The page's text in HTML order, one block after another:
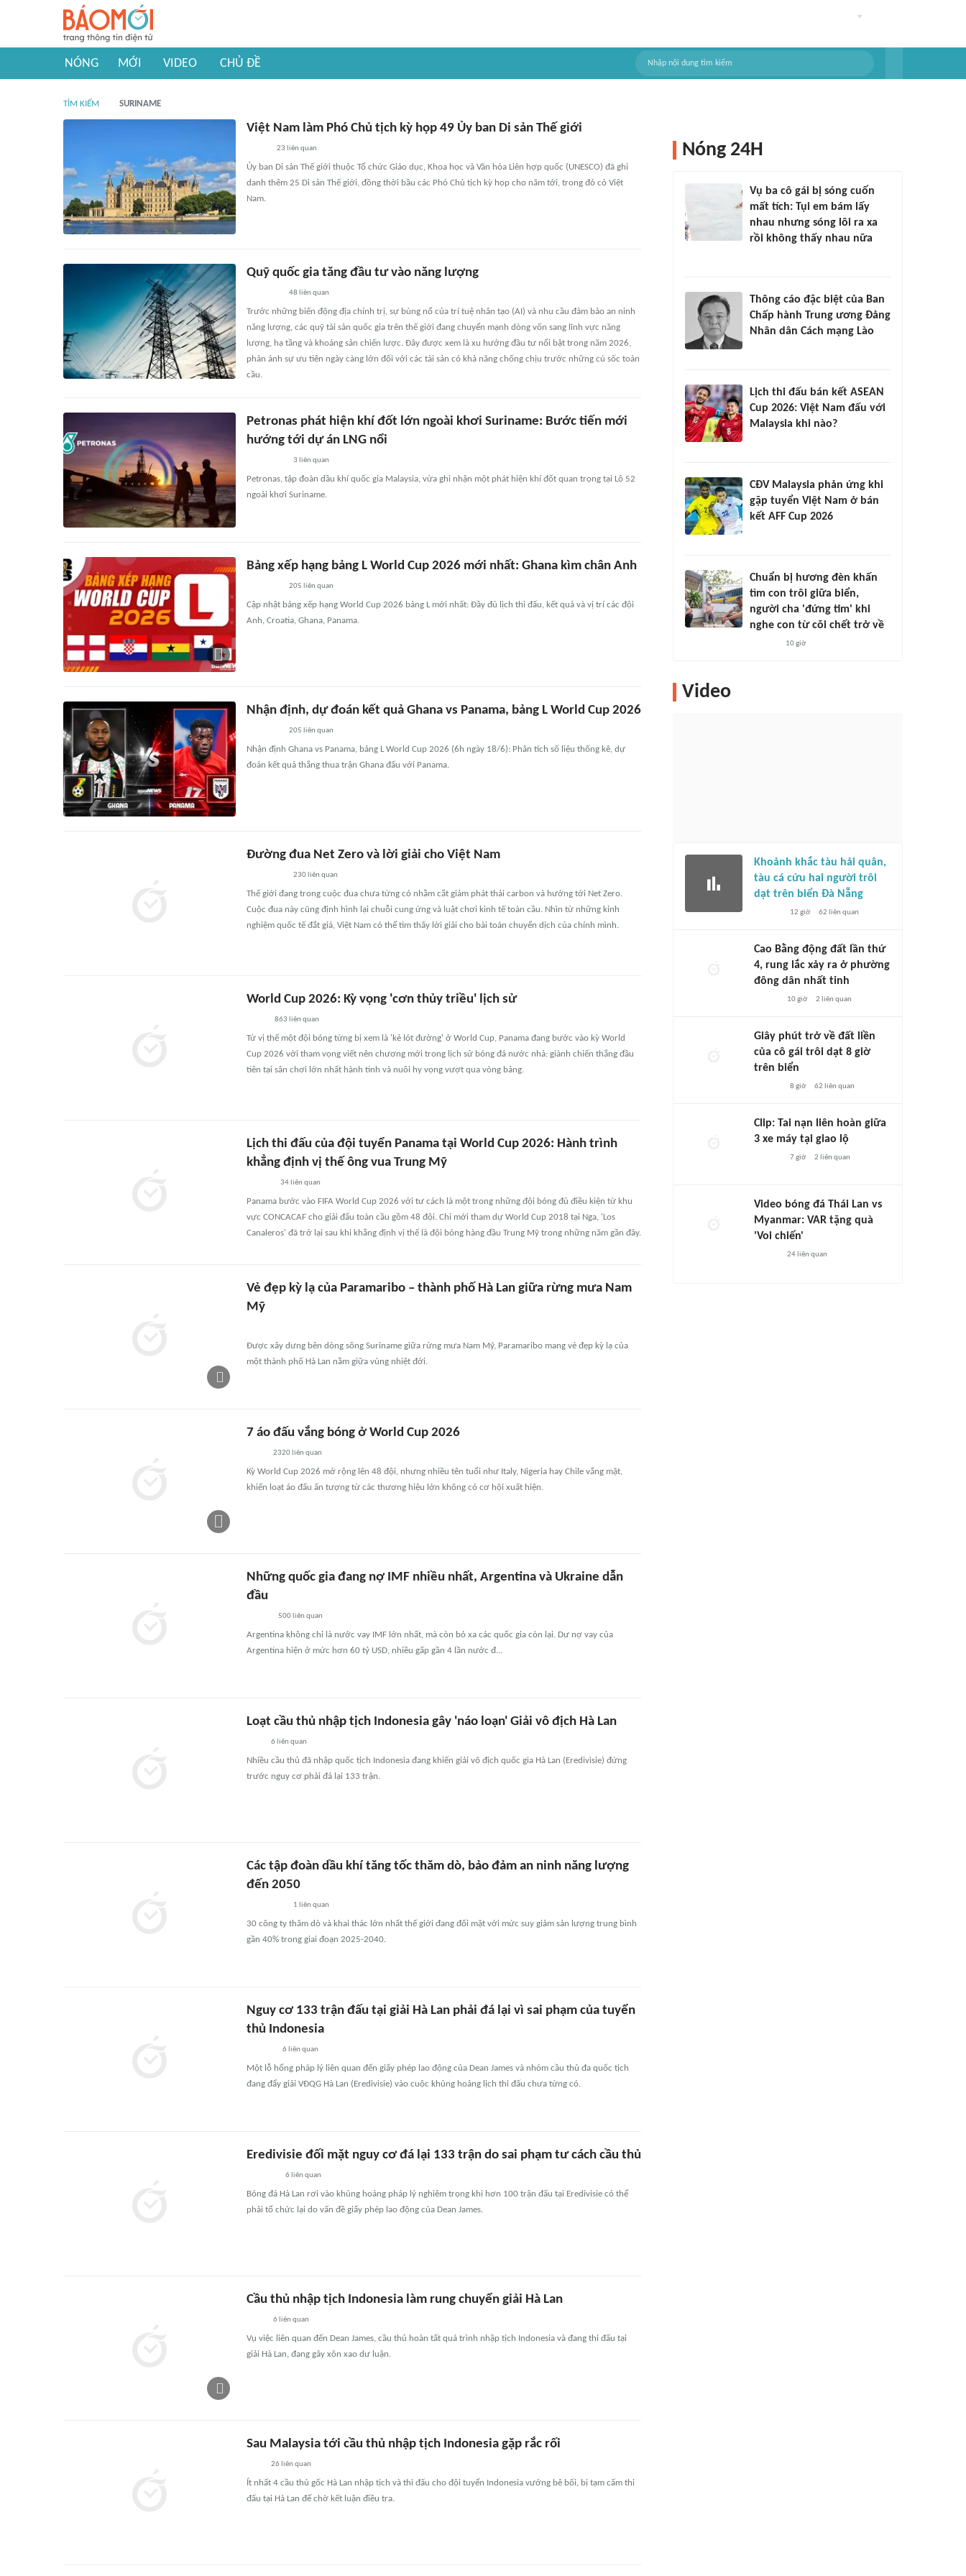
NÓNG MỚI VIDEO CHỦ ĐỀ
TÌM KIẾM SURINAME
Việt Nam làm Phó Chủ tịch kỳ họp 49 Ủy ban Di sản Thế giới
23 liên quan
Ủy ban Di sản Thế giới thuộc Tổ chức Giáo dục, Khoa học và Văn hóa Liên hợp quốc (UNESCO) đã ghi
danh thêm 25 Di sản Thế giới, đồng thời bầu các Phó Chủ tịch kỳ họp cho năm tới, trong đó có Việt
Nam.
Quỹ quốc gia tăng đầu tư vào năng lượng
48 liên quan
Trước những biến động địa chính trị, sự bùng nổ của trí tuệ nhân tạo (AI) và nhu cầu đảm bảo an ninh
năng lượng, các quỹ tài sản quốc gia trên thế giới đang chuyển mạnh dòng vốn sang lĩnh vực năng
lượng, hạ tầng và khoáng sản chiến lược. Đây được xem là xu hướng đầu tư nổi bật trong năm 2026,
phản ánh sự ưu tiên ngày càng lớn đối với các tài sản có khả năng chống chịu trước những cú sốc toàn
cầu.
Petronas phát hiện khí đốt lớn ngoài khơi Suriname: Bước tiến mới
hướng tới dự án LNG nổi
3 liên quan
Petronas, tập đoàn dầu khí quốc gia Malaysia, vừa ghi nhận một phát hiện khí đốt quan trọng tại Lô 52
ngoài khơi Suriname.
Bảng xếp hạng bảng L World Cup 2026 mới nhất: Ghana kìm chân Anh
205 liên quan
Cập nhật bảng xếp hạng World Cup 2026 bảng L mới nhất: Đầy đủ lịch thi đấu, kết quả và vị trí các đội
Anh, Croatia, Ghana, Panama.
Nhận định, dự đoán kết quả Ghana vs Panama, bảng L World Cup 2026
205 liên quan
Nhận định Ghana vs Panama, bảng L World Cup 2026 (6h ngày 18/6): Phân tích số liệu thống kê, dự
đoán kết quả thắng thua trận Ghana đấu với Panama.
Đường đua Net Zero và lời giải cho Việt Nam
230liên quan
Thế giới đang trong cuộc đua chưa từng có nhằm cắt giảm phát thải carbon và hướng tới Net Zero.
Cuộc đua này cũng định hình lại chuỗi cung ứng và luật chơi kinh tế toàn cầu. Nhìn từ những kinh
nghiệm quốc tế đắt giá, Việt Nam có thể tìm thấy lời giải cho bài toán chuyển dịch của chính mình.
World Cup 2026: Kỳ vọng 'cơn thủy triều' lịch sử
863 liên quan
Từ vị thế một đội bóng từng bị xem là 'kẻ lót đường' ở World Cup, Panama đang bước vào kỳ World
Cup 2026 với tham vọng viết nên chương mới trong lịch sử bóng đá nước nhà: giành chiến thắng đầu
tiên tại sân chơi lớn nhất hành tinh và nuôi hy vọng vượt qua vòng bảng.
Lịch thi đấu của đội tuyển Panama tại World Cup 2026: Hành trình
khẳng định vị thế ông vua Trung Mỹ
34liên quan
Panama bước vào FIFA World Cup 2026 với tư cách là một trong những đội bóng đủ điều kiện từ khu
vực CONCACAF cho giải đấu toàn cầu gồm 48 đội. Chỉ mới tham dự World Cup 2018 tại Nga, 'Los
Canaleros' đã trở lại sau khi khẳng định vị thế là đội bóng hàng đầu Trung Mỹ trong những năm gần đây.
Vẻ đẹp kỳ lạ của Paramaribo – thành phố Hà Lan giữa rừng mưa Nam
Mỹ
Được xây dưng bên dòng sông Suriname giữa rừng mưa Nam Mỹ, Paramaribo mang vẻ đẹp kỳ lạ của
một thành phố Hà Lan nằm giữa vùng nhiệt đới.
7 áo đấu vắng bóng ở World Cup 2026
2320liên quan
Kỳ World Cup 2026 mở rộng lên 48 đội, nhưng nhiều tên tuổi như Italy, Nigeria hay Chile vắng mặt,
khiến loạt áo đấu ấn tượng từ các thương hiệu lớn không có cơ hội xuất hiện.
Những quốc gia đang nợ IMF nhiều nhất, Argentina và Ukraine dẫn
đầu
500 liên quan
Argentina không chỉ là nước vay IMF lớn nhất, mà còn bỏ xa các quốc gia còn lại. Dư nợ vay của
Argentina hiện ở mức hơn 60 tỷ USD, nhiều gấp gần 4 lần nước đ...
Loạt cầu thủ nhập tịch Indonesia gây 'náo loạn' Giải vô địch Hà Lan
6 liên quan
Nhiều cầu thủ đã nhập quốc tịch Indonesia đang khiến giải vô địch quốc gia Hà Lan (Eredivisie) đứng
trước nguy cơ phải đá lại 133 trận.
Các tập đoàn dầu khí tăng tốc thăm dò, bảo đảm an ninh năng lượng
đến 2050
1 liên quan
30 công ty thăm dò và khai thác lớn nhất thế giới đang đối mặt với mức suy giảm sản lượng trung bình
gần 40% trong giai đoạn 2025-2040.
Nguy cơ 133 trận đấu tại giải Hà Lan phải đá lại vì sai phạm của tuyển
thủ Indonesia
6 liên quan
Một lỗ hổng pháp lý liên quan đến giấy phép lao động của Dean James và nhóm cầu thủ đa quốc tịch
đang đẩy giải VĐQG Hà Lan (Eredivisie) vào cuộc khủng hoảng lịch thi đấu chưa từng có.
Eredivisie đối mặt nguy cơ đá lại 133 trận do sai phạm tư cách cầu thủ
6 liên quan
Bóng đá Hà Lan rơi vào khủng hoảng pháp lý nghiêm trọng khi hơn 100 trận đấu tại Eredivisie có thể
phải tổ chức lại do vấn đề giấy phép lao động của Dean James.
Cầu thủ nhập tịch Indonesia làm rung chuyển giải Hà Lan
6 liên quan
Vụ việc liên quan đến Dean James, cầu thủ hoàn tất quá trình nhập tịch Indonesia và đang thi đấu tại
giải Hà Lan, đang gây xôn xao dư luận.
Sau Malaysia tới cầu thủ nhập tịch Indonesia gặp rắc rối
26 liên quan
Ít nhất 4 cầu thủ gốc Hà Lan nhập tịch và thi đấu cho đội tuyển Indonesia vướng bê bối, bị tạm cấm thi
đấu tại Hà Lan để chờ kết luận điều tra.
Nóng 24H
Vụ ba cô gái bị sóng cuốn
mất tích: Tụi em bám lấy
nhau nhưng sóng lôi ra xa
rồi không thấy nhau nữa
Thông cáo đặc biệt của Ban
Chấp hành Trung ương Đảng
Nhân dân Cách mạng Lào
Lịch thi đấu bán kết ASEAN
Cup 2026: Việt Nam đấu với
Malaysia khi nào?
CĐV Malaysia phản ứng khi
gặp tuyển Việt Nam ở bán
kết AFF Cup 2026
Chuẩn bị hương đèn khấn
tìm con trôi giữa biển,
người cha 'đứng tim' khi
nghe con từ cõi chết trở về
10 giờ
Video
Khoảnh khắc tàu hải quân,
tàu cá cứu hai người trôi
dạt trên biển Đà Nẵng
12 giờ 62 liên quan
Cao Bằng động đất lần thứ
4, rung lắc xảy ra ở phường
đông dân nhất tỉnh
10 giờ 2 liên quan
Giây phút trở về đất liền
của cô gái trôi dạt 8 giờ
trên biển
8 giờ 62 liên quan
Clip: Tai nạn liên hoàn giữa
3 xe máy tại giao lộ
7 giờ 2 liên quan
Video bóng đá Thái Lan vs
Myanmar: VAR tặng quà
'Voi chiến'
24liên quan